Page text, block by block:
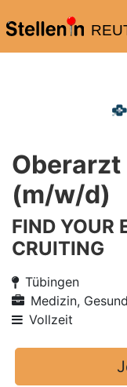
Oberarzt
(m/w/d)
FIND YOUR
CRUITING
Tübingen
Medizin,
Vollzeit